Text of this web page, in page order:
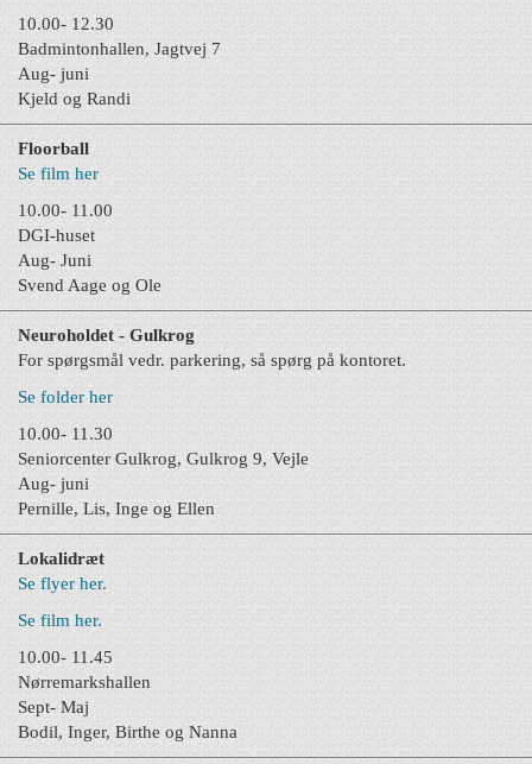
10.00- 12.30
Badmintonhallen, Jagtvej 7
Aug- juni
Kjeld og Randi
Floorball
Se film her
10.00- 11.00
DGI-huset
Aug- Juni
Svend Aage og Ole
Neuroholdet - Gulkrog
For spørgsmål vedr. parkering, så spørg på kontoret.
Se folder her
10.00- 11.30
Seniorcenter Gulkrog, Gulkrog 9, Vejle
Aug- juni
Pernille, Lis, Inge og Ellen
Lokalidræt
Se flyer her.
Se film her.
10.00- 11.45
Nørremarkshallen
Sept- Maj
Bodil, Inger, Birthe og Nanna